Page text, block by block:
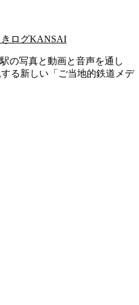
の写真と動画と音声を通し
る新しい「ご当地的鉄道メデ